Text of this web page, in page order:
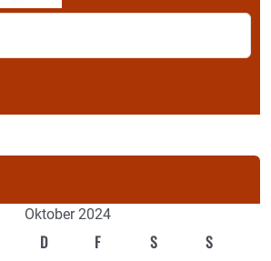
Oktober 2024
D F S S